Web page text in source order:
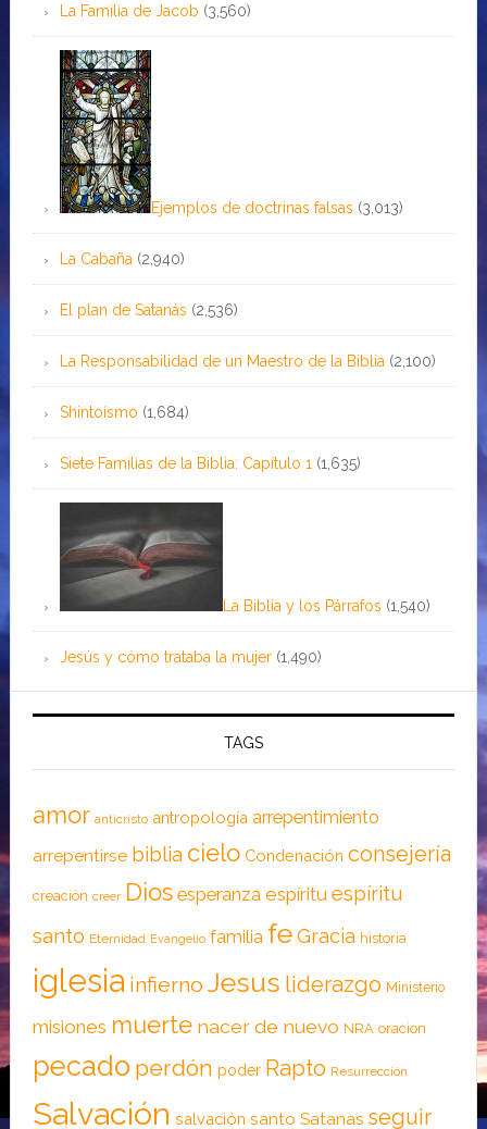
La Familia de Jacob (3,560)
Ejemplos de doctrinas falsas (3,013)
La Cabaña (2,940)
El plan de Satanás (2,536)
La Responsabilidad de un Maestro de la Biblia (2,100)
Shintoísmo (1,684)
Siete Familias de la Biblia: Capítulo 1 (1,635)
La Biblia y los Párrafos (1,540)
Jesús y cómo trataba la mujer (1,490)
TAGS
amor anticristo antropología arrepentimiento
arrepentirse biblia cielo Condenación consejería
creación creer Dios esperanza espíritu espíritu
santo Eternidad Evangelio familia feGracia historia
iglesia infierno Jesus liderazgo Ministerio
misiones muerte nacer de nuevo NRA oracion
pecado perdón poder Rapto Resurrección
Salvación salvación santo Satanas seguir